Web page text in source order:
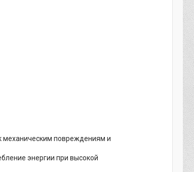
механическим повреждениям и
энергии при высокой